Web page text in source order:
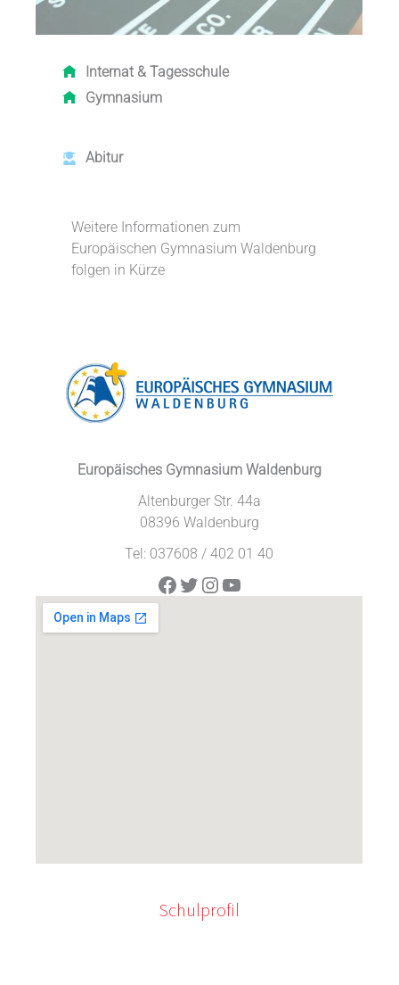
Internat & Tagesschule
Gymnasium
Abitur
Weitere Informationen zum
Europäischen Gymnasium Waldenburg
folgen in Kürze
Europäisches Gymnasium Waldenburg
Altenburger Str. 44a
08396 Waldenburg
Tel: 037608 / 402 01 40
Facebook
Twitter
Instagram
YouTube
Schulprofil